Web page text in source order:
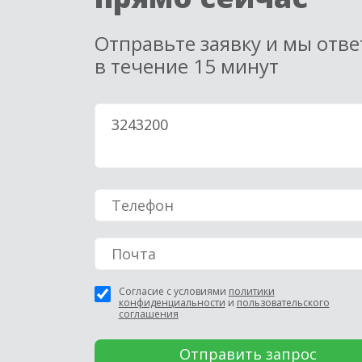
Отправьте заявку и мы
в течение 15 минут
Согласие с условиями политики
конфиденциальности и пользовательского
соглашения